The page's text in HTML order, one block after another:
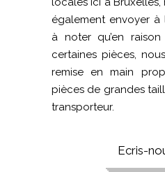
également envoyer à
à noter qu’en
certaines pièces,
remise en main
pièces de grandes
transporteur.
Ecris-